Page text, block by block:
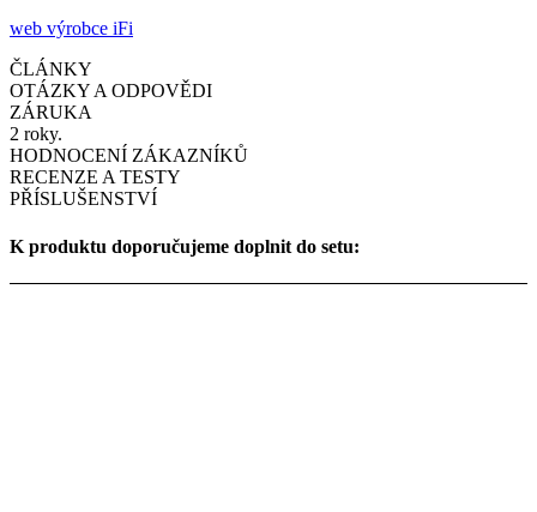
web výrobce iFi
ČLÁNKY
OTÁZKY A ODPOVĚDI
ZÁRUKA
2 roky.
HODNOCENÍ ZÁKAZNÍKŮ
RECENZE A TESTY
PŘÍSLUŠENSTVÍ
K produktu doporučujeme doplnit do setu: